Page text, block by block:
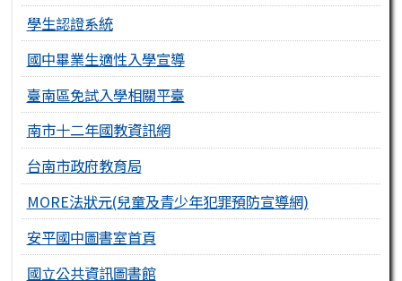
學生認證系統
國中畢業生適性入學宣導
臺南區免試入學相關平臺
南市十二年國教資訊網
台南市政府教育局
MORE法狀元(兒童及青少年犯罪預防宣導網)
安平國中圖書室首頁
國立公共資訊圖書館